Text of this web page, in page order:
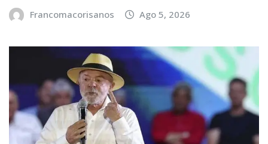
Francomacorisanos Ago 5, 2026